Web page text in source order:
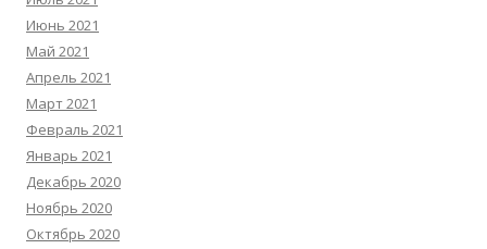
Июнь 2021
Май 2021
Апрель 2021
Март 2021
Февраль 2021
Январь 2021
Декабрь 2020
Ноябрь 2020
Октябрь 2020